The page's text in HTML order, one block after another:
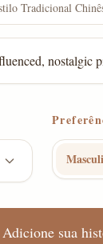
Tradicional
sua